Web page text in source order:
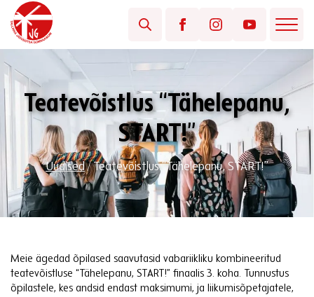
Teatevõistlus “Tähelepanu,
START!”
Uudised/Teatevõistlus “Tähelepanu, START!”
Meie ägedad õpilased saavutasid vabariikliku kombineeritud
teatevõistluse “Tähelepanu, START!” finaalis 3. koha. Tunnustus
õpilastele, kes andsid endast maksimumi, ja liikumisõpetajatele,